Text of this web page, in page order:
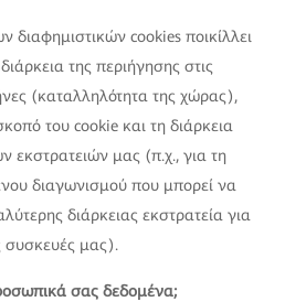
διαφημιστικών cookies ποικίλλει
της περιήγησης στις
(καταλληλότητα της χώρας),
του cookie και τη διάρκεια
εκστρατειών μας (π.χ., για τη
διαγωνισμού που μπορεί να
διάρκειας εκστρατεία για
συσκευές μας).
σας δεδομένα;